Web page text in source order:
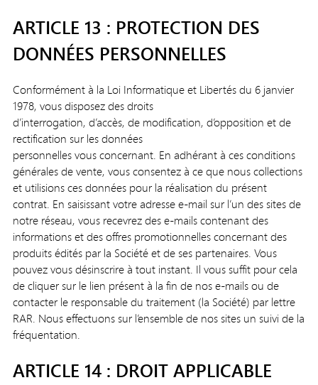
ARTICLE 13 : PROTECTION DES
DONNÉES PERSONNELLES
Conformément à la Loi Informatique et Libertés du 6 janvier
1978, vous disposez des droits
d’interrogation, d’accès, de modification, d’opposition et de
rectification sur les données
personnelles vous concernant. En adhérant à ces conditions
générales de vente, vous consentez à ce que nous collections
et utilisions ces données pour la réalisation du présent
contrat. En saisissant votre adresse e-mail sur l’un des sites de
notre réseau, vous recevrez des e-mails contenant des
informations et des offres promotionnelles concernant des
produits édités par la Société et de ses partenaires. Vous
pouvez vous désinscrire à tout instant. Il vous suffit pour cela
de cliquer sur le lien présent à la fin de nos e-mails ou de
contacter le responsable du traitement (la Société) par lettre
RAR. Nous effectuons sur l’ensemble de nos sites un suivi de la
fréquentation.
ARTICLE 14 : DROIT APPLICABLE